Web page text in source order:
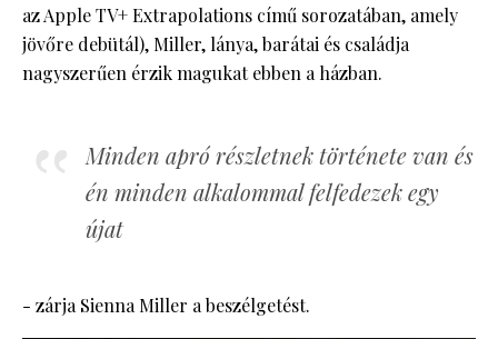
az Apple TV+ Extrapolations című sorozatában, amely
jövőre debütál), Miller, lánya, barátai és családja
nagyszerűen érzik magukat ebben a házban.
Minden apró részletnek története van és
én minden alkalommal felfedezek egy
újat
- zárja Sienna Miller a beszélgetést.